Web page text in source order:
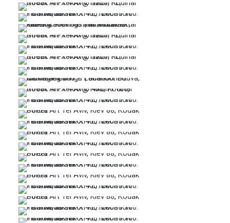
…
…
…
…
…
…
…
…
…
…
…
…
…
…
…
…
…
…